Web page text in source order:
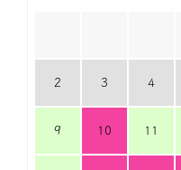
2 3 4
9 10 11